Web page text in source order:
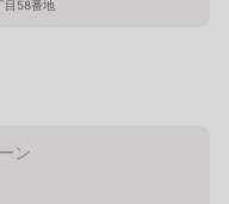
目58番地
ン